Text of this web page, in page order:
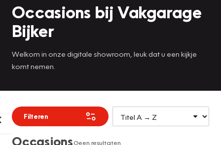
Occasions bij Vakgarage
Bijker
Welkom in onze digitale showroom, leuk dat u een kijkje
komt nemen.
Filteren
OccasionsGeen resultaten